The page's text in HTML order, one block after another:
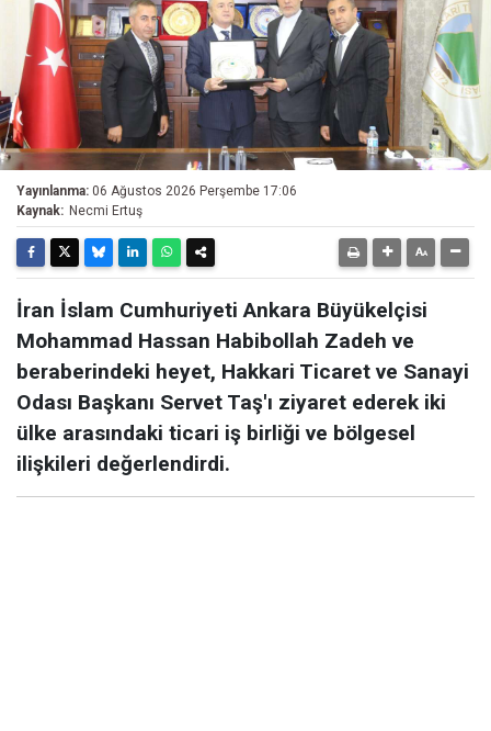
Yayınlanma: 06 Ağustos 2026 Perşembe 17:06
Kaynak: Necmi Ertuş
İran İslam Cumhuriyeti Ankara Büyükelçisi
Mohammad Hassan Habibollah Zadeh ve
beraberindeki heyet, Hakkari Ticaret ve Sanayi
Odası Başkanı Servet Taş'ı ziyaret ederek iki
ülke arasındaki ticari iş birliği ve bölgesel
ilişkileri değerlendirdi.